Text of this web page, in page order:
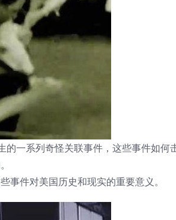
一系列奇怪关联事件，这些事件如何
件对美国历史和现实的重要意义。